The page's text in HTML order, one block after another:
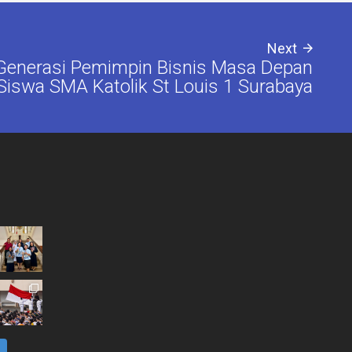
Next
Pemimpin Bisnis Masa Depan
SMA Katolik St Louis 1 Surabaya